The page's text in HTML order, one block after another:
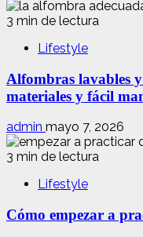
3 min de lectura
Lifestyle
Alfombras lavables
materiales y fácil
admin mayo 7, 2026
3 min de lectura
Lifestyle
Cómo empezar a